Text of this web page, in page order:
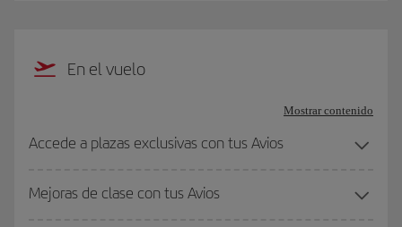
En el vuelo
Mostrar contenido
Accede a plazas exclusivas con tus Avios
Mejoras de clase con tus Avios